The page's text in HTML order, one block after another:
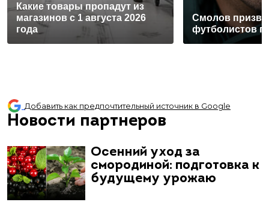
Какие товары пропадут из
магазинов с 1 августа 2026
года
Смолов
футболистов
Добавить как предпочтительный источник в Google
Новости партнеров
Осенний уход за
смородиной: подготовка к
будущему урожаю